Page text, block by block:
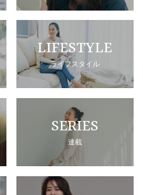
LIFESTYLE
ライフスタイル
SERIES
連載